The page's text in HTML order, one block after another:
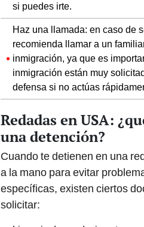
si puedes irte.
Haz una llamada: en caso de
recomienda llamar a un
inmigración, ya que es
inmigración están muy
defensa si no actúas
Redadas en USA:
una detención?
Cuando te detienen en una
a la mano para evitar
específicas, existen ciertos
solicitar: